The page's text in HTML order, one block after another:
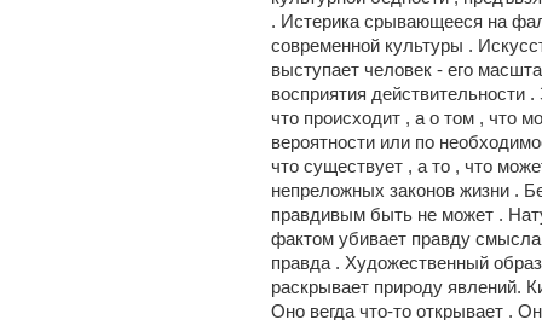
. Истерика срывающееся на
современной культуры .
выступает человек - его
восприятия действительности
что происходит , а о том , что
вероятности или по
что существует , а то , что
непреложных законов жизни .
правдивым быть не может .
фактом убивает правду
правда . Художественный
раскрывает природу явлений.
Оно вегда что-то открывает .